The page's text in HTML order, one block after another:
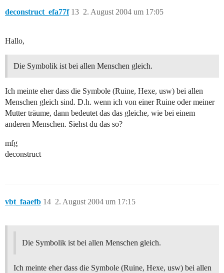
deconstruct_efa77f 2. August 2004 um 17:05
13
Hallo,
Die Symbolik ist bei allen Menschen gleich.
Ich meinte eher dass die Symbole (Ruine, Hexe, usw) bei allen
Menschen gleich sind. D.h. wenn ich von einer Ruine oder meiner
Mutter träume, dann bedeutet das das gleiche, wie bei einem
anderen Menschen. Siehst du das so?
mfg
deconstruct
vbt_faaefb 2. August 2004 um 17:15
14
Die Symbolik ist bei allen Menschen gleich.
Ich meinte eher dass die Symbole (Ruine, Hexe, usw) bei allen